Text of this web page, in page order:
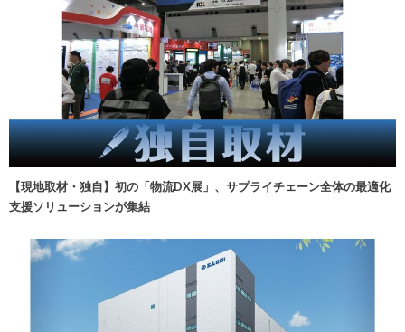
【現地取材・独自】初の「物流DX展」、サプライチェーン全体の最適化
支援ソリューションが集結